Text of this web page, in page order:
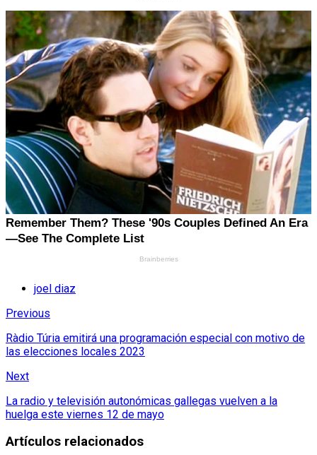
joel diaz
Previous
Ràdio Túria emitirá una programación especial con motivo de
las elecciones locales 2023
Next
La radio y televisión autonómicas gallegas vuelven a la
huelga este viernes 12 de mayo
Artículos relacionados